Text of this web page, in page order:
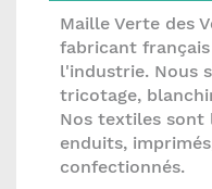
Maille Verte des
fabricant
l'industrie. Nous
tricotage,
Nos textiles sont
enduits,
confectionnés.